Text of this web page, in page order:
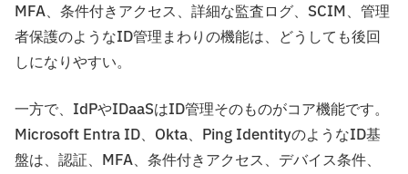
MFA、条件付きアクセス、詳細な監査ログ、SCIM、管理
者保護のようなID管理まわりの機能は、どうしても後回
しになりやすい。
一方で、IdPやIDaaSはID管理そのものがコア機能です。
Microsoft Entra ID、Okta、Ping IdentityのようなID基
盤は、認証、MFA、条件付きアクセス、デバイス条件、